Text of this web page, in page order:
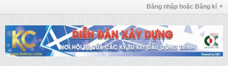
Đăng nhập hoặc Đăng kí